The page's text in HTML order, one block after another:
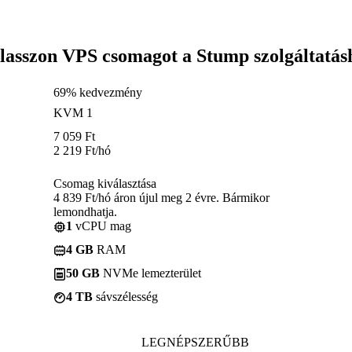
VPS csomagot a Stump
69% kedvezmény
KVM 1
7 059 Ft
2 219 Ft/hó
Csomag kiválasztása
4 839 Ft/hó áron újul meg 2 évre. Bármikor
lemondhatja.
1 vCPU mag
4 GB RAM
50 GB NVMe lemezterület
4 TB sávszélesség
LEGNÉPSZERŰBB